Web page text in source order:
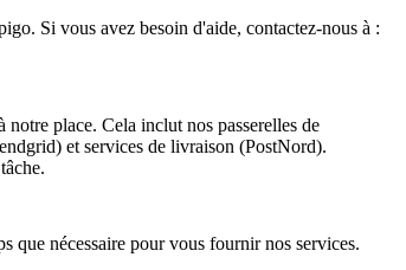
Si vous avez besoin d'aide, contactez-nous à :
notre place. Cela inclut nos passerelles de
et services de livraison (PostNord).
que nécessaire pour vous fournir nos services.